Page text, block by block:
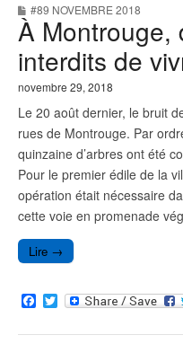
o e
r
#89 NOVEMBRE 2018
À Montrouge,
interdits de
novembre 29, 2018
Le 20 août dernier, le bruit
rues de Montrouge. Par
quinzaine d’arbres ont été
Pour le premier édile de la
opération était nécessaire
cette voie en promenade
Lire →
F
a
c
T
w
i